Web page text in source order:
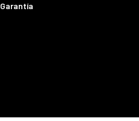
Garantía